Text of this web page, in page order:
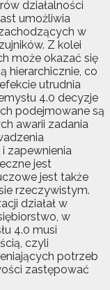
działalności
umożliwia
w
Z kolei
może okazać się
hierarchicznie, co
utrudnia
4.0 decyzje
podejmowane są
awarii zadania
zapewnienia
jest
jest także
rzeczywistym.
działał w
w
4.0 musi
czyli
potrzeb
zastępować